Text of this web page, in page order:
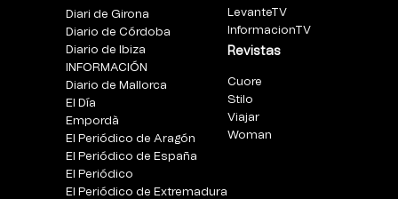
Diari de Girona
Diario de Córdoba
Diario de Ibiza
INFORMACIÓN
Diario de Mallorca
El Día
Empordà
El Periódico de Aragón
El Periódico de España
El Periódico
El Periódico de Extremadura
LevanteTV
InformacionTV
Revistas
Cuore
Stilo
Viajar
Woman